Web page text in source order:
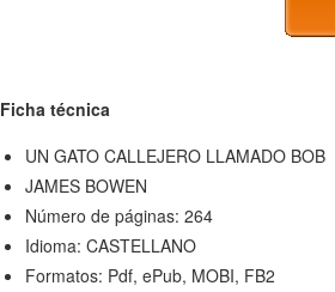
Ficha técnica
UN GATO CALLEJERO LLAMADO BOB
JAMES BOWEN
Número de páginas: 264
Idioma: CASTELLANO
Formatos: Pdf, ePub, MOBI, FB2